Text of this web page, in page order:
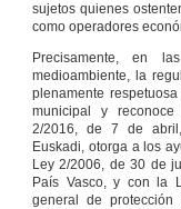
sujetos quienes
como operadores
Precisamente, en
medioambiente, la
plenamente
municipal y
2/2016, de 7 de
Euskadi, otorga a los
Ley 2/2006, de 30 de
País Vasco, y con la
general de